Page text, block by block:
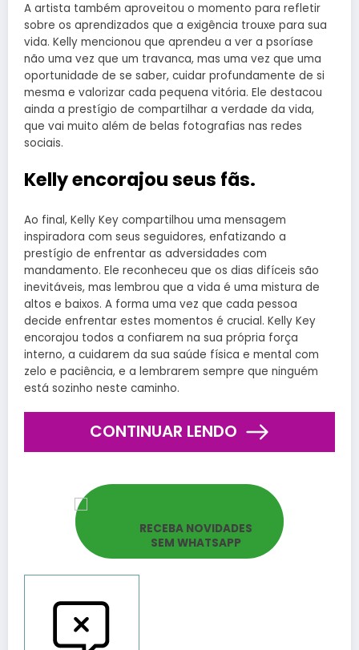
A artista também aproveitou o momento para refletir
sobre os aprendizados que a exigência trouxe para sua
vida. Kelly mencionou que aprendeu a ver a psoríase
não uma vez que um travanca, mas uma vez que uma
oportunidade de se saber, cuidar profundamente de si
mesma e valorizar cada pequena vitória. Ele destacou
ainda a prestígio de compartilhar a verdade da vida,
que vai muito além de belas fotografias nas redes
sociais.
Kelly encorajou seus fãs.
Ao final, Kelly Key compartilhou uma mensagem
inspiradora com seus seguidores, enfatizando a
prestígio de enfrentar as adversidades com
mandamento. Ele reconheceu que os dias difíceis são
inevitáveis, mas lembrou que a vida é uma mistura de
altos e baixos. A forma uma vez que cada pessoa
decide enfrentar estes momentos é crucial. Kelly Key
encorajou todos a confiarem na sua própria força
interno, a cuidarem da sua saúde física e mental com
zelo e paciência, e a lembrarem sempre que ninguém
está sozinho neste caminho.
CONTINUAR LENDO
RECEBA NOVIDADES
SEM WHATSAPP